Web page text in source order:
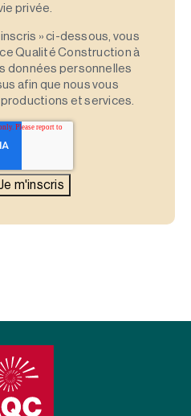
privée.
» ci-dessous, vous
Qualité Construction à
données personnelles
afin que nous vous
et services.